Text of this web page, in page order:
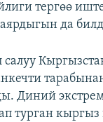
тергөө
да
салуу
Диний
турган кыргыз